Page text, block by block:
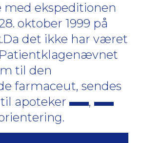
med ekspeditionen
oktober 1999 på
det ikke har været
til den
farmaceut, sendes
apoteker
,